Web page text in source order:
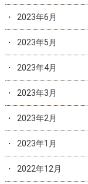
2023年6月
2023年5月
2023年4月
2023年3月
2023年2月
2023年1月
2022年12月